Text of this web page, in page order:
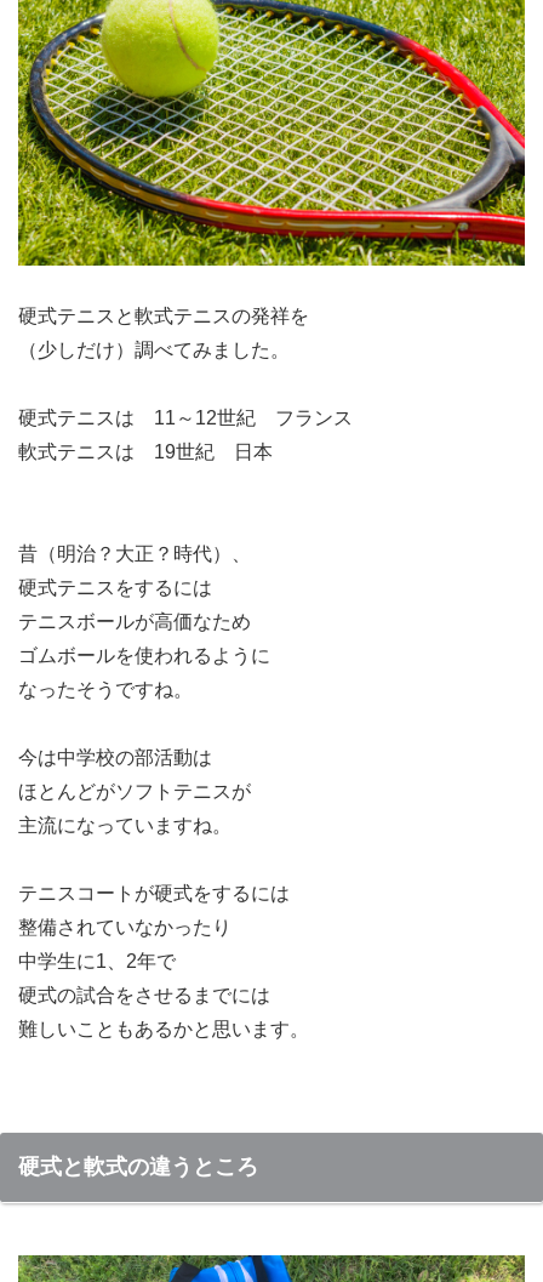
硬式テニスと軟式テニスの発祥を
（少しだけ）調べてみました。
硬式テニスは 11～12世紀 フランス
軟式テニスは 19世紀 日本
昔（明治？大正？時代）、
硬式テニスをするには
テニスボールが高価なため
ゴムボールを使われるように
なったそうですね。
今は中学校の部活動は
ほとんどがソフトテニスが
主流になっていますね。
テニスコートが硬式をするには
整備されていなかったり
中学生に1、2年で
硬式の試合をさせるまでには
難しいこともあるかと思います。
硬式と軟式の違うところ